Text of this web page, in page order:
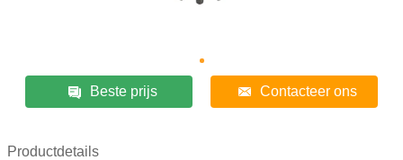
Beste prijs Contacteer ons
Productdetails